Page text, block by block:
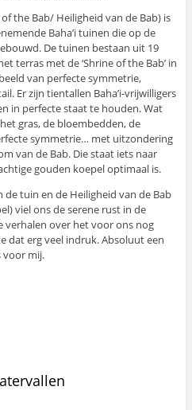
the Bab/ Heiligheid van de Bab) is
Baha’i tuinen die op de
De tuinen bestaan uit 19
terras met de ‘Shrine of the Bab’ in
van perfecte symmetrie,
Er zijn tientallen Baha’i-vrijwilligers
in perfecte staat te houden. Wat
gras, de bloembedden, de
symmetrie… met uitzondering
van de Bab. Die staat iets naar
gouden koepel optimaal is.
tuin en de Heiligheid van de Bab
viel ons de serene rust in de
over het voor ons nog
dat erg veel indruk. Absoluut een
voor mij.